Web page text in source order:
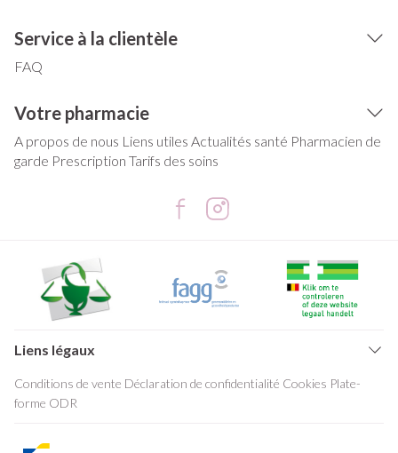
Service à la clientèle
FAQ
Votre pharmacie
A propos de nous Liens utiles Actualités santé Pharmacien de
garde Prescription Tarifs des soins
Liens légaux
Conditions de vente Déclaration de confidentialité Cookies Plate-
forme ODR